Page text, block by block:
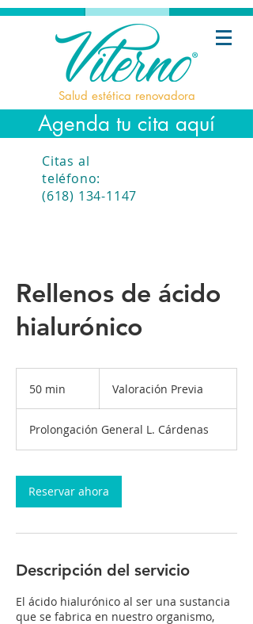
Salud estética renovadora
Agenda tu cita aquí
Citas al
teléfono:
(618) 134-1147
Rellenos de ácido
hialurónico
50 min
m
i
Valoración Previa
Prolongación General L. Cárdenas
Reservar ahora
Descripción del servicio
El ácido hialurónico al ser una sustancia
que se fabrica en nuestro organismo,